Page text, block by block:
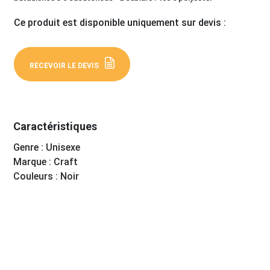
Ce produit est disponible uniquement sur devis :
RECEVOIR LE DEVIS
Caractéristiques
Genre : Unisexe
Marque : Craft
Couleurs : Noir